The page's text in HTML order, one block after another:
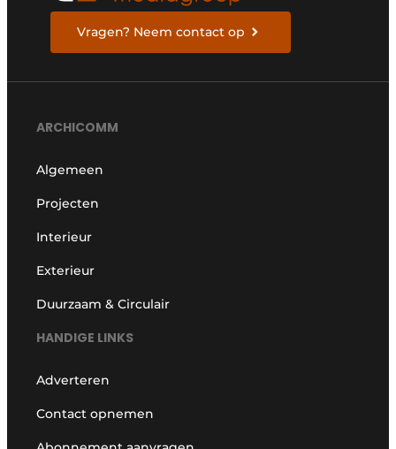
Vragen? Neem contact op
ARCHICOMM
Algemeen
Projecten
Interieur
Exterieur
Duurzaam & Circulair
HANDIGE LINKS
Adverteren
Contact opnemen